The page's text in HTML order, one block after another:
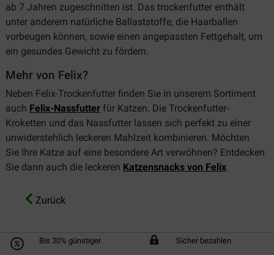
ab 7 Jahren zugeschnitten ist. Das trockenfutter enthält
unter anderem natürliche Ballaststoffe, die Haarballen
vorbeugen können, sowie einen angepassten Fettgehalt, um
ein gesundes Gewicht zu fördern.
Mehr von Felix?
Neben Felix-Trockenfutter finden Sie in unserem Sortiment
auch Felix-Nassfutter für Katzen. Die Trockenfutter-
Kroketten und das Nassfutter lassen sich perfekt zu einer
unwiderstehlich leckeren Mahlzeit kombinieren. Möchten
Sie Ihre Katze auf eine besondere Art verwöhnen? Entdecken
Sie dann auch die leckeren Katzensnacks von Felix.
Zurück
Bis 30% günstiger Sicher bezahlen